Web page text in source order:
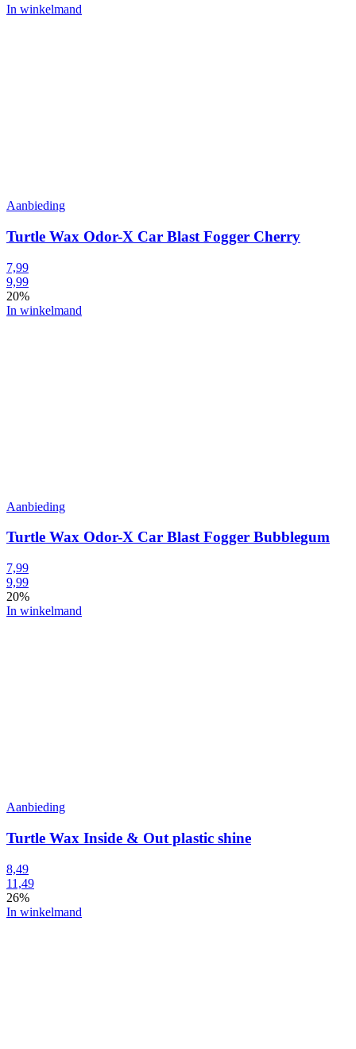
In winkelmand
Aanbieding
Turtle Wax Odor-X Car Blast Fogger Cherry
7,99
9,99
20%
In winkelmand
Aanbieding
Turtle Wax Odor-X Car Blast Fogger Bubblegum
7,99
9,99
20%
In winkelmand
Aanbieding
Turtle Wax Inside & Out plastic shine
8,49
11,49
26%
In winkelmand